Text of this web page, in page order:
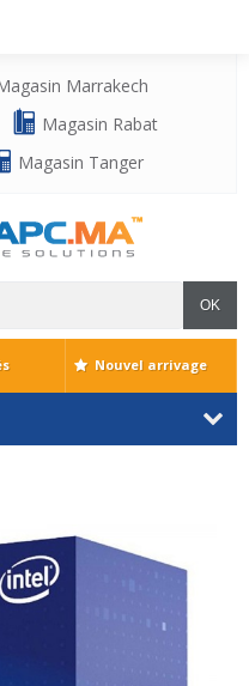
Marrakech
Magasin Rabat
Magasin Tanger
OK
Nouvel arrivage